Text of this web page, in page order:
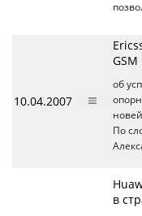
10.04.2007
об
По
в